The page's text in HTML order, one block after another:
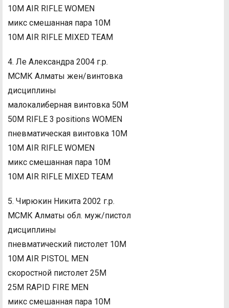
10M AIR RIFLE WOMEN
микс смешанная пара 10М
10M AIR RIFLE MIXED TEAM
4. Ле Александра 2004 г.р.
МСМК Алматы жен/винтовка
дисциплины
малокалиберная винтовка 50М
50M RIFLE 3 positions WOMEN
пневматическая винтовка 10М
10M AIR RIFLE WOMEN
микс смешанная пара 10М
10M AIR RIFLE MIXED TEAM
5. Чирюкин Никита 2002 г.р.
МСМК Алматы обл. муж/пистол
дисциплины
пневматический пистолет 10М
10M AIR PISTOL MEN
скоростной пистолет 25М
25M RAPID FIRE MEN
микс смешанная пара 10М